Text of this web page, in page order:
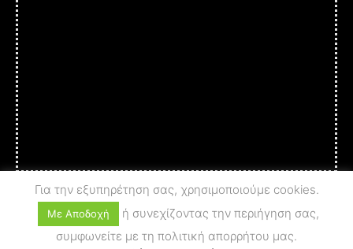
© 2025 A c t i o n - A r tPRIVACY POLICY
Για την εξυπηρέτηση σας, χρησιμοποιούμε cookies.
Με Αποδοχή
ή συνεχίζοντας την περιήγηση σας,
συμφωνείτε με τη πολιτική απορρήτου μας.